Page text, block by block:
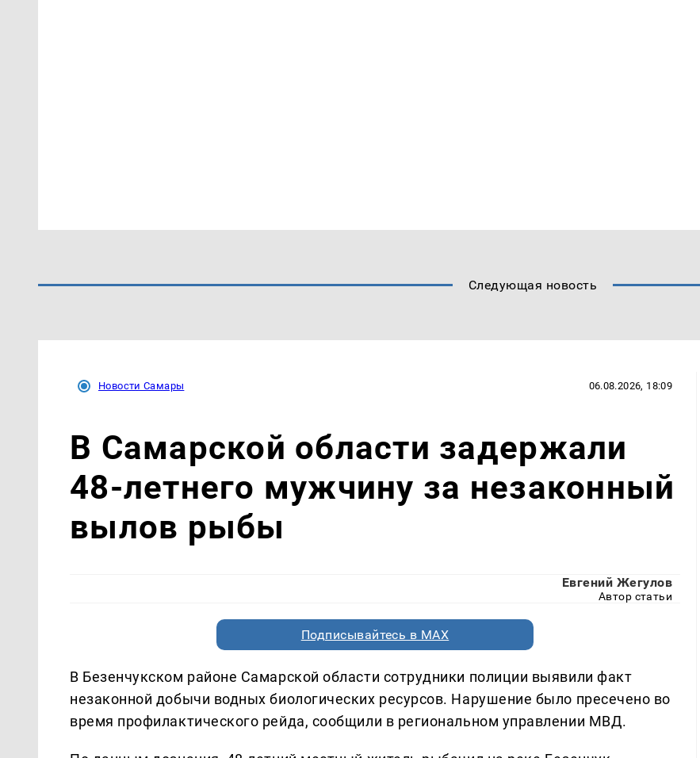
Следующая новость
Новости Самары 06.08.2026, 18:09
В Самарской области задержали
48-летнего мужчину за незаконный
вылов рыбы
Евгений Жегулов
Автор статьи
Подписывайтесь в MAX
В Безенчукском районе Самарской области сотрудники полиции выявили факт
незаконной добычи водных биологических ресурсов. Нарушение было пресечено во
время профилактического рейда, сообщили в региональном управлении МВД.